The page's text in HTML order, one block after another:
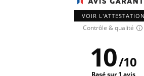
VOIR L'ATTESTATION
Contrôle & qualité
10/10
Basé sur 1 avis